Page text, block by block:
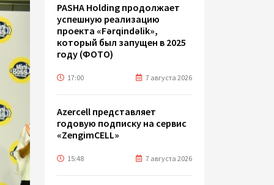
PASHA Holding продолжает
успешную реализацию
проекта «Fərqindəlik»,
который был запущен в 2025
году (ФОТО)
17:00 7 августа 2026
Azercell представляет
годовую подписку на сервис
«ZengimCELL»
15:48 7 августа 2026